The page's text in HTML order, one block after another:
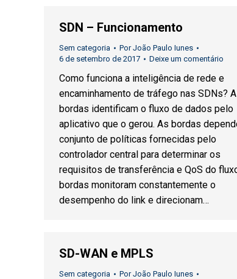
SDN – Funcionamento
Sem categoria PorJoão Paulo Iunes
6 de setembro de 2017
Deixe um comentário
Como funciona a inteligência de rede e
encaminhamento de tráfego nas SDNs?
bordas identificam o fluxo de dados pelo
aplicativo que o gerou. As bordas
conjunto de políticas fornecidas pelo
controlador central para determinar os
requisitos de transferência e QoS do
bordas monitoram constantemente o
desempenho do link e direcionam…
SD-WAN e MPLS
Sem categoria PorJoão Paulo Iunes